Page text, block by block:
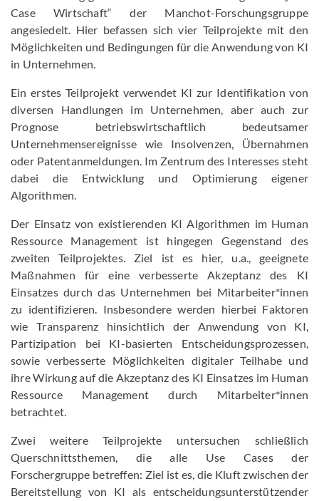
Case Wirtschaft“ der Manchot-Forschungsgruppe
angesiedelt. Hier befassen sich vier Teilprojekte mit den
Möglichkeiten und Bedingungen für die Anwendung von KI
in Unternehmen.
Ein erstes Teilprojekt verwendet KI zur Identifikation von
diversen Handlungen im Unternehmen, aber auch zur
Prognose betriebswirtschaftlich bedeutsamer
Unternehmensereignisse wie Insolvenzen, Übernahmen
oder Patentanmeldungen. Im Zentrum des Interesses steht
dabei die Entwicklung und Optimierung eigener
Algorithmen.
Der Einsatz von existierenden KI Algorithmen im Human
Ressource Management ist hingegen Gegenstand des
zweiten Teilprojektes. Ziel ist es hier, u.a., geeignete
Maßnahmen für eine verbesserte Akzeptanz des KI
Einsatzes durch das Unternehmen bei Mitarbeiter*innen
zu identifizieren. Insbesondere werden hierbei Faktoren
wie Transparenz hinsichtlich der Anwendung von KI,
Partizipation bei KI-basierten Entscheidungsprozessen,
sowie verbesserte Möglichkeiten digitaler Teilhabe und
ihre Wirkung auf die Akzeptanz des KI Einsatzes im Human
Ressource Management durch Mitarbeiter*innen
betrachtet.
Zwei weitere Teilprojekte untersuchen schließlich
Querschnittsthemen, die alle Use Cases der
Forschergruppe betreffen: Ziel ist es, die Kluft zwischen der
Bereitstellung von KI als entscheidungsunterstützender